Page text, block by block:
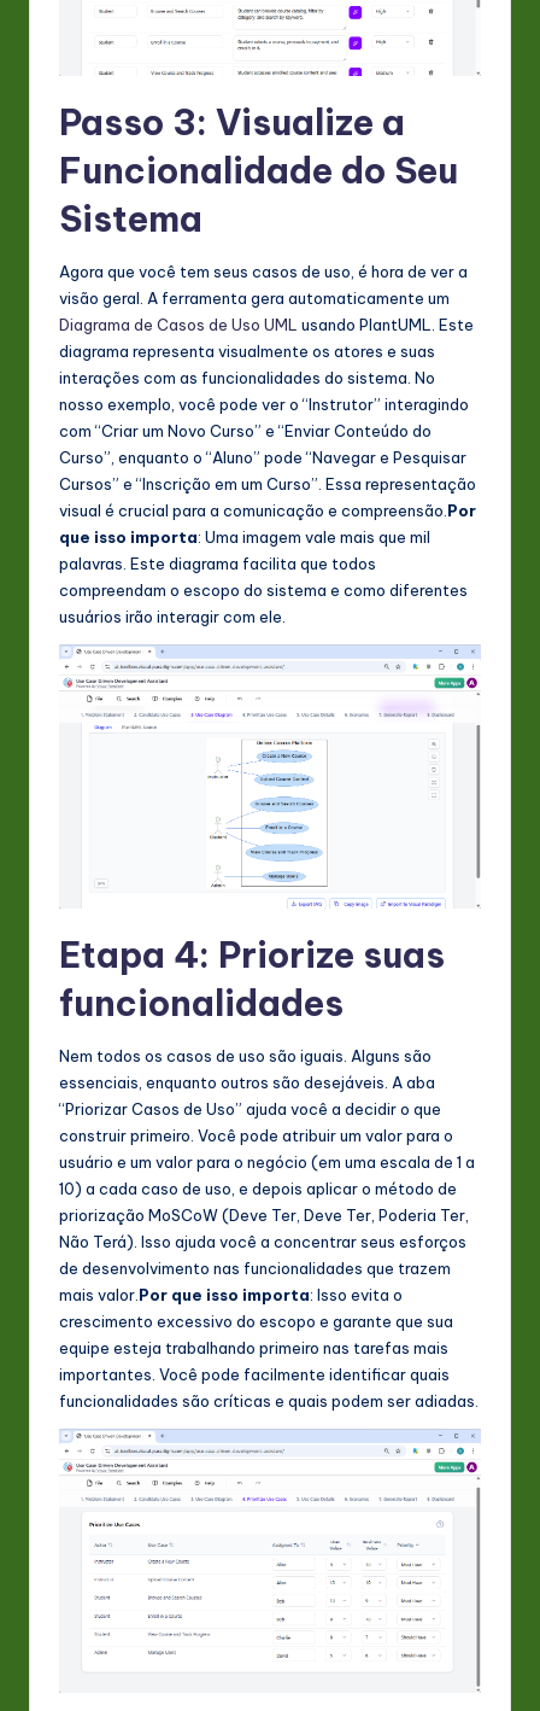
Passo 3: Visualize a
Funcionalidade do Seu
Sistema
Agora que você tem seus casos de uso, é hora de ver a
visão geral. A ferramenta gera automaticamente um
Diagrama de Casos de Uso UML usando PlantUML. Este
diagrama representa visualmente os atores e suas
interações com as funcionalidades do sistema. No
nosso exemplo, você pode ver o “Instrutor” interagindo
com “Criar um Novo Curso” e “Enviar Conteúdo do
Curso”, enquanto o “Aluno” pode “Navegar e Pesquisar
Cursos” e “Inscrição em um Curso”. Essa representação
visual é crucial para a comunicação e compreensão.Por
que isso importa: Uma imagem vale mais que mil
palavras. Este diagrama facilita que todos
compreendam o escopo do sistema e como diferentes
usuários irão interagir com ele.
Etapa 4: Priorize suas
funcionalidades
Nem todos os casos de uso são iguais. Alguns são
essenciais, enquanto outros são desejáveis. A aba
“Priorizar Casos de Uso” ajuda você a decidir o que
construir primeiro. Você pode atribuir um valor para o
usuário e um valor para o negócio (em uma escala de 1 a
10) a cada caso de uso, e depois aplicar o método de
priorização MoSCoW (Deve Ter, Deve Ter, Poderia Ter,
Não Terá). Isso ajuda você a concentrar seus esforços
de desenvolvimento nas funcionalidades que trazem
mais valor. Por que isso importa: Isso evita o
crescimento excessivo do escopo e garante que sua
equipe esteja trabalhando primeiro nas tarefas mais
importantes. Você pode facilmente identificar quais
funcionalidades são críticas e quais podem ser adiadas.